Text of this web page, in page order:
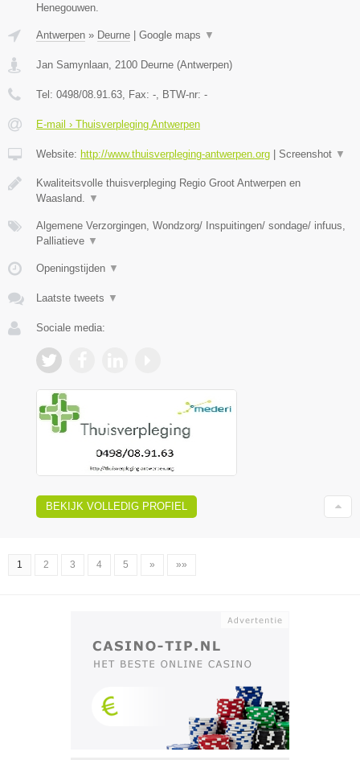
Henegouwen.
Antwerpen » Deurne Google maps ▼
Jan Samynlaan, 2100 Deurne (Antwerpen)
Tel: 0498/08.91.63, Fax: -, BTW-nr: -
E-mail › Thuisverpleging Antwerpen
Website: http://www.thuisverpleging-antwerpen.org Screenshot ▼
Kwaliteitsvolle thuisverpleging Regio Groot Antwerpen en
Waasland. ▼
Algemene Verzorgingen, Wondzorg/ Inspuitingen/ sondage/ infuus,
Palliatieve ▼
Openingstijden ▼
Laatste tweets ▼
Sociale media:
BEKIJK VOLLEDIG PROFIEL
1 2 3 4 5 » »»